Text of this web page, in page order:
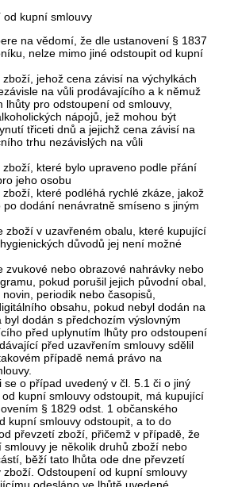
od kupní smlouvy
na vědomí, že dle ustanovení § 1837
nelze mimo jiné odstoupit od kupní
jehož cena závisí na výchylkách
na vůli prodávajícího a k němuž
lhůty pro odstoupení od smlouvy,
nápojů, jež mohou být
třiceti dnů a jejichž cena závisí na
trhu nezávislých na vůli
které bylo upraveno podle přání
jeho osobu
které podléhá rychlé zkáze, jakož
po dodání nenávratně smíseno s jiným
v uzavřeném obalu, které kupující
důvodů jej není možné
nebo obrazové nahrávky nebo
pokud porušil jejich původní obal,
periodik nebo časopisů,
obsahu, pokud nebyl dodán na
byl dodán s předchozím výslovným
před uplynutím lhůty pro odstoupení
před uzavřením smlouvy sdělil
případě nemá právo na
o případ uvedený v čl. 5.1 či o jiný
kupní smlouvy odstoupit, má kupující
§ 1829 odst. 1 občanského
kupní smlouvy odstoupit, a to do
převzetí zboží, přičemž v případě, že
smlouvy je několik druhů zboží nebo
běží tato lhůta ode dne převzetí
zboží. Odstoupení od kupní smlouvy